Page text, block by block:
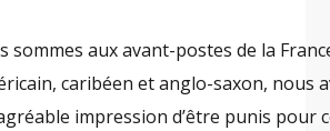
sommes aux avant-postes de la
caribéen et anglo-saxon, nous
impression d’être punis pour